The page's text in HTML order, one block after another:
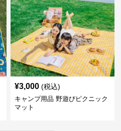
¥3,000 (税込)
キャンプ用品 野遊びピクニック
マット